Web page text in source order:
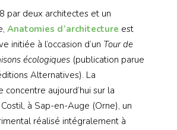
par deux architectes et un
Anatomies d’architecture est
initiée à l’occasion d’un Tour de
écologiques (publication parue
Alternatives). La
concentre aujourd’hui sur la
à Sap-en-Auge (Orne), un
réalisé intégralement à